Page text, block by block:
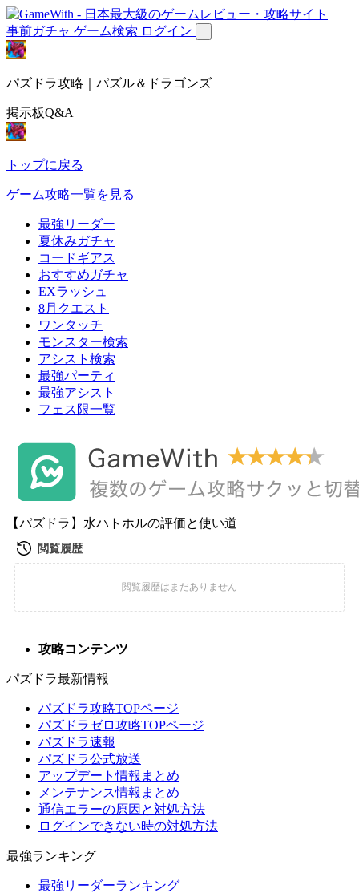
事前ガチャ ゲーム検索 ログイン
パズドラ攻略｜パズル＆ドラゴンズ
掲示板Q&A
トップに戻る
ゲーム攻略一覧を見る
最強リーダー
夏休みガチャ
コードギアス
おすすめガチャ
EXラッシュ
8月クエスト
ワンタッチ
モンスター検索
アシスト検索
最強パーティ
最強アシスト
フェス限一覧
【パズドラ】水ハトホルの評価と使い道
攻略コンテンツ
パズドラ最新情報
パズドラ攻略TOPページ
パズドラゼロ攻略TOPページ
パズドラ速報
パズドラ公式放送
アップデート情報まとめ
メンテナンス情報まとめ
通信エラーの原因と対処方法
ログインできない時の対処方法
最強ランキング
最強リーダーランキング